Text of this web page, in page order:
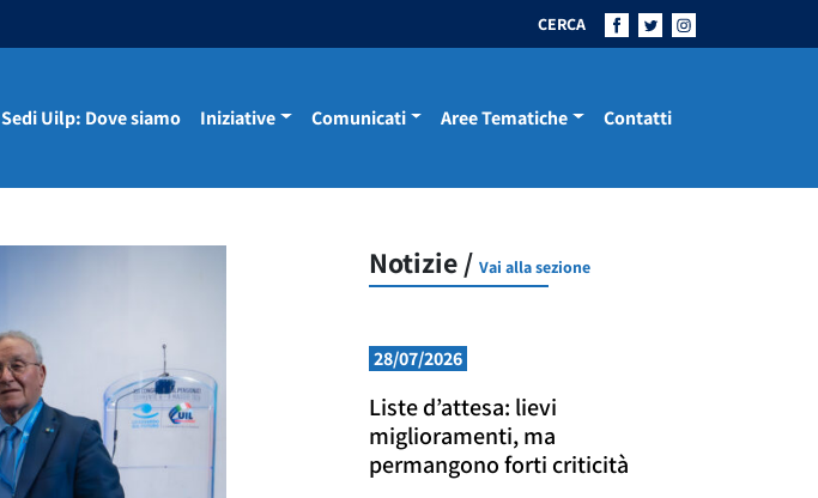
CERCA
Sedi Uilp: Dove siamo Iniziative Comunicati Aree Tematiche Contatti
Notizie / Vai alla sezione
28/07/2026
Liste d’attesa: lievi
miglioramenti, ma
permangono forti criticità